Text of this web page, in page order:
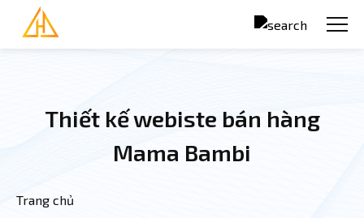
Nhảy đến nội dung
Thiết kế webiste bán hàng
Mama Bambi
Bạn đang ở đây
Trang chủ